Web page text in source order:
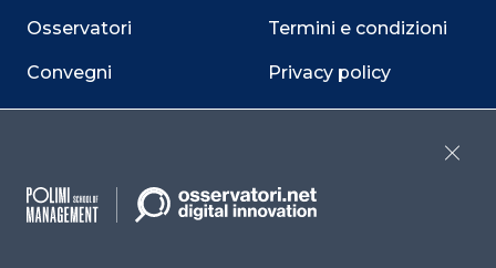
Osservatori
Convegni
Webinar
Termini e condizioni
Privacy policy
Cookie policy
Dichiarazione di